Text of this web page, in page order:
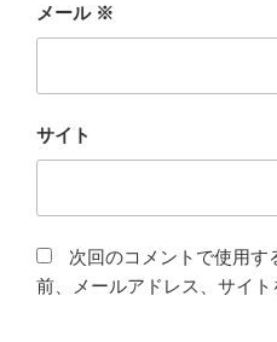
メール ※
サイト
次回のコメントで使用す
前、メールアドレス、サイト